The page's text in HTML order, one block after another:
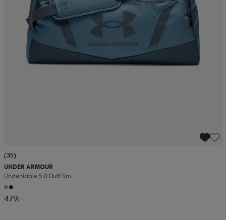
(35)
UNDER ARMOUR
Undeniable 5.0 Duff Sm
479:-